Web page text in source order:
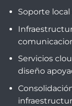
Soporte
Servicios
diseño